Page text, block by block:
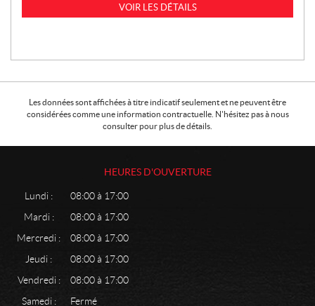
VOIR LES DÉTAILS
Les données sont affichées à titre indicatif seulement et ne peuvent être
considérées comme une information contractuelle. N'hésitez pas à nous
consulter pour plus de détails.
HEURES D'OUVERTURE
Lundi :
08:00 à 17:00
Mardi :
08:00 à 17:00
Mercredi :
08:00 à 17:00
Jeudi :
08:00 à 17:00
Vendredi :
08:00 à 17:00
Samedi :
Fermé